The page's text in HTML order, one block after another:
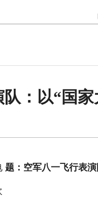
：以“国
题：空军八一飞行表